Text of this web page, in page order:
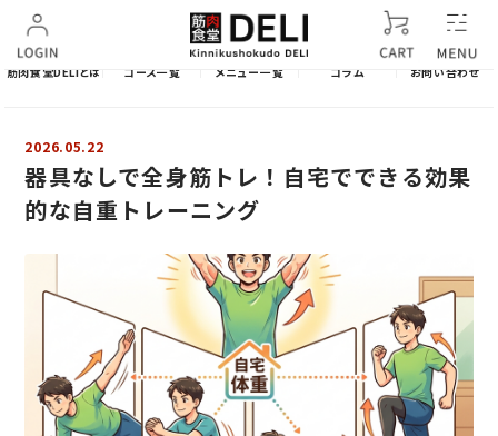
筋肉食堂DELIとは コース一覧 メニュー一覧 コラム お問い合わせ
2026.05.22
器具なしで全身筋トレ！自宅でできる効果
的な自重トレーニング